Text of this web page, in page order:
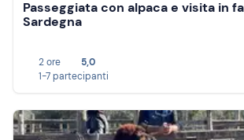
Passeggiata con alpaca e visita in
Sardegna
2 ore
5,0
1-7 partecipanti